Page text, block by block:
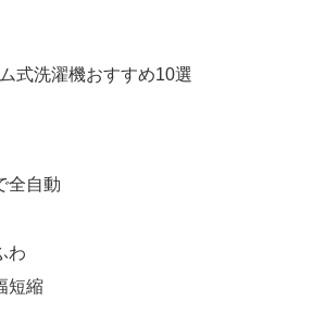
式洗濯機おすすめ10選
全自動
わ
短縮